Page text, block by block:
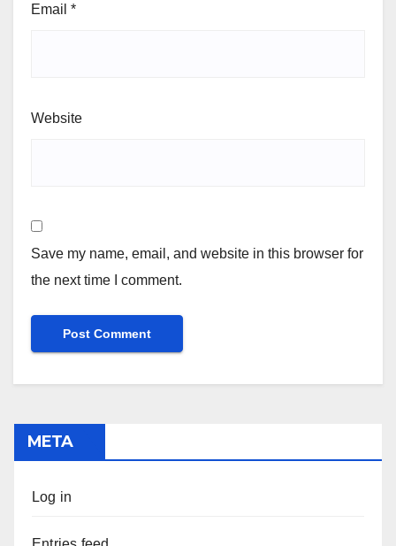
Email *
Website
Save my name, email, and website in this browser for
the next time I comment.
META
Log in